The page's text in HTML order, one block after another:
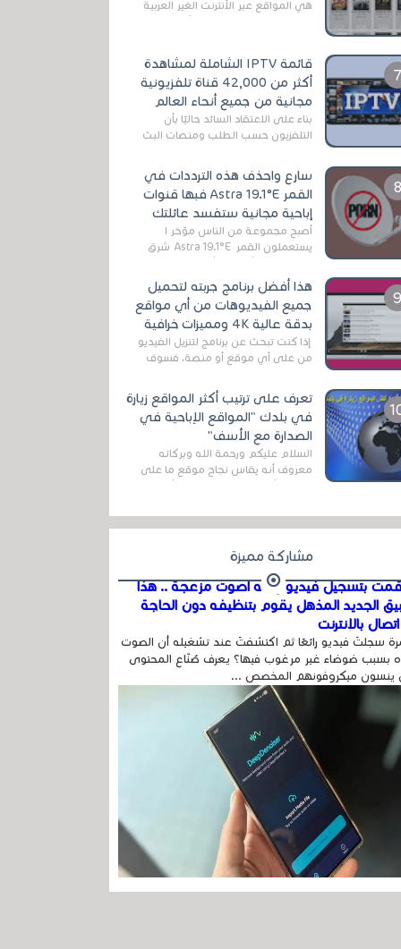
هي المواقع عبر الأنترنت الغير العربية
التي تقدم خدمة تحميل الأفلام على
قائمة IPTV الشاملة لمشاهدة
أكثر من 42,000 قناة تلفزيونية
مجانية من جميع أنحاء العالم
بناءً على الاعتقاد السائد حاليًا بأن
التلفزيون حسب الطلب ومنصات البث
سارع واحذف هذه الترددات في
القمر Astra 19.1°E فبها قنوات
إباحية مجانية ستفسد عائلتك
أصبح مجموعة من الناس مؤخر ا
يستعملون القمر Astra 19.1°E شرق
وذلك بسبب أن هذا الأخير يتوفرعلى
قنوات مميزة جدا تنقل العديد من البرامج
اله...
هذا أفضل برنامج جربته لتحميل
جميع الفيديوهات من أي مواقع
بدقة عالية 4K ومميزات خرافية
إذا كنت تبحث عن برنامج لتنزيل الفيديو
من على أي موقع أو منصة، فسوف
الخاصة بالبرامج والتطبيقات في هذا
المج...
تعرف على ترتيب أكثر المواقع زيارة
في بلدك "المواقع الإباحية في
الصدارة مع الأسف"
السلام عليكم ورحمة الله وبركاته
معروف أنه يقاس نجاح موقع ما على
في...
مشاركة مميزة
بتسجيل فيديو وفيه أصوت مزعجة .. هذا
الجديد المذهل يقوم بتنظيفه دون الحاجة
بالإنترنت
سجلتَ فيديو رائعًا ثم اكتشفتَ عند تشغيله أن الصوت
بسبب ضوضاء غير مرغوب فيها؟ يعرف صُنّاع المحتوى
ينسون ميكروفونهم المخصص ...